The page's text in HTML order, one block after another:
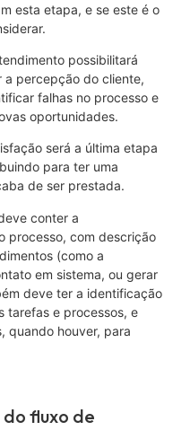
esta etapa, e se este é o
possibilitará
a percepção do cliente,
falhas no processo e
oportunidades.
será a última etapa
para ter uma
de ser prestada.
conter a
processo, com descrição
(como a
em sistema, ou gerar
deve ter a identificação
tarefas e processos, e
quando houver, para
fluxo de